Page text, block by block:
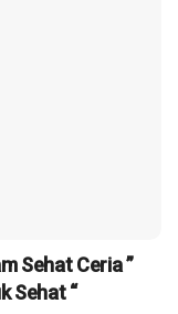
Sehat Ceria ”
Sehat “